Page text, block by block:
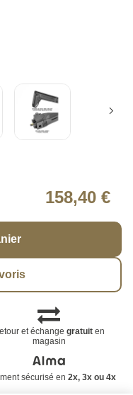
158,40 €
et échangegratuit en
magasin
sécurisé en 2x, 3x ou 4x